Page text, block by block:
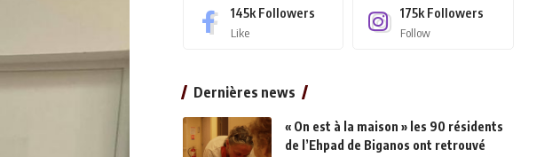
145k Followers
Like
175k Followers
Follow
Dernières news
« On est à la maison » les 90 résidents
de l’Ehpad de Biganos ont retrouvé